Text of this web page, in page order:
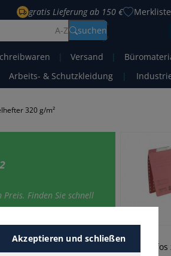
gratis Lieferung ab 150 € Merkliste
A-Z
suchen
| Versand |
Arbeits- & Schutzkleidung |
320 g/m²
Finden Sie schnell
mehr
Akzeptieren und schließen